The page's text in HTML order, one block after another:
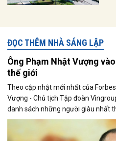
ĐỌC THÊM NHÀ SÁNG LẬP
Ông Phạm Nhật Vượng
thế giới
Theo cập nhật mới nhất của
Vượng - Chủ tịch Tập đoàn
danh sách những người giàu nhất
28,2 tỷ USD. So với lần cập nhật
tăng thêm 1,7 tỷ USD, tương